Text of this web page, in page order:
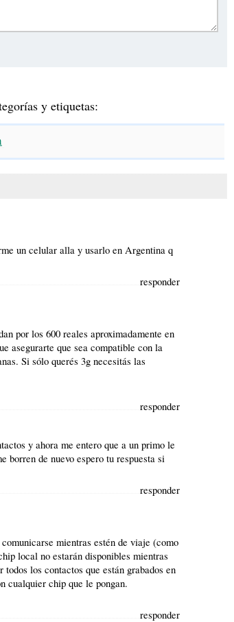
y etiquetas:
un celular alla y usarlo en Argentina q
responder
por los 600 reales aproximadamente en
asegurarte que sea compatible con la
Si sólo querés 3g necesitás las
responder
y ahora me entero que a un primo le
borren de nuevo espero tu respuesta si
responder
mientras estén de viaje (como
local no estarán disponibles mientras
los contactos que están grabados en
cualquier chip que le pongan.
responder